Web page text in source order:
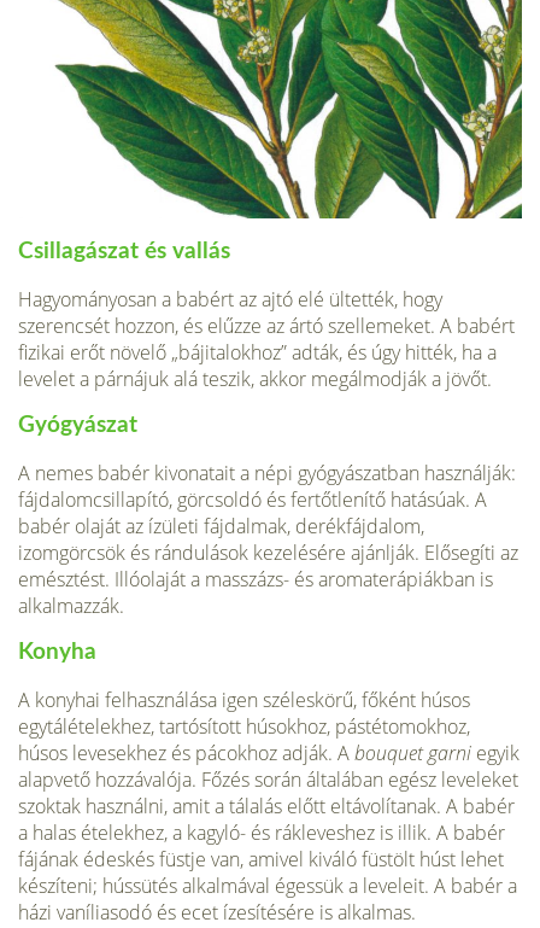
Csillagászat és vallás
Hagyományosan a babért az ajtó elé ültették, hogy
szerencsét hozzon, és elűzze az ártó szellemeket. A babért
fizikai erőt növelő „bájitalokhoz” adták, és úgy hitték, ha a
levelet a párnájuk alá teszik, akkor megálmodják a jövőt.
Gyógyászat
A nemes babér kivonatait a népi gyógyászatban használják:
fájdalomcsillapító, görcsoldó és fertőt­lenítő hatásúak. A
babér olaját az ízületi fájdalmak, derékfájdalom,
izomgörcsök és rándulások keze­lésére ajánlják. Elősegíti az
emésztést. Illóolaját a masszázs- és aromaterápiákban is
alkalmazzák.
Konyha
A konyhai felhasználása igen széleskörű, főként húsos
egytálételekhez, tar­tósított húsokhoz, pástétomokhoz,
húsos levesekhez és pácokhoz adják. Abouquet garni egyik
alapvető hozzávalója. Főzés során általában egész le­veleket
szoktak használni, amit a tálalás előtt eltávolítanak. A babér
a halas ételekhez, a kagyló- és rákleveshez is illik. A babér
fájának édeskés füstje van, amivel kiváló füstölt húst lehet
készíteni; hússütés alkalmával égessük a leveleit. A babér a
házi vaníliasodó és ecet ízesítésére is alkalmas.